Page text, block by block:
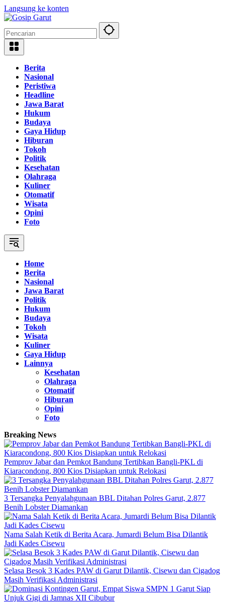
Langsung ke konten
Berita
Nasional
Peristiwa
Headline
Jawa Barat
Hukum
Budaya
Gaya Hidup
Hiburan
Tokoh
Politik
Kesehatan
Olahraga
Kuliner
Otomatif
Wisata
Opini
Foto
Home
Berita
Nasional
Jawa Barat
Politik
Hukum
Budaya
Tokoh
Wisata
Kuliner
Gaya Hidup
Lainnya
Kesehatan
Olahraga
Otomatif
Hiburan
Opini
Foto
Breaking News
Pemprov Jabar dan Pemkot Bandung Tertibkan Bangli-PKL di
Kiaracondong, 800 Kios Disiapkan untuk Relokasi
3 Tersangka Penyalahgunaan BBL Ditahan Polres Garut, 2.877
Benih Lobster Diamankan
Nama Salah Ketik di Berita Acara, Jumardi Belum Bisa Dilantik
Jadi Kades Cisewu
Selasa Besok 3 Kades PAW di Garut Dilantik, Cisewu dan Cigadog
Masih Verifikasi Administrasi